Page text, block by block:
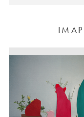
「
ジ
も